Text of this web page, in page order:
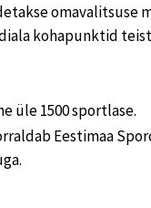
omavalitsuse
kohapunktid
üle 1500 sportlase.
Eestimaa